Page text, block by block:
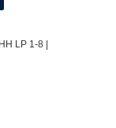
LP 1-8 |